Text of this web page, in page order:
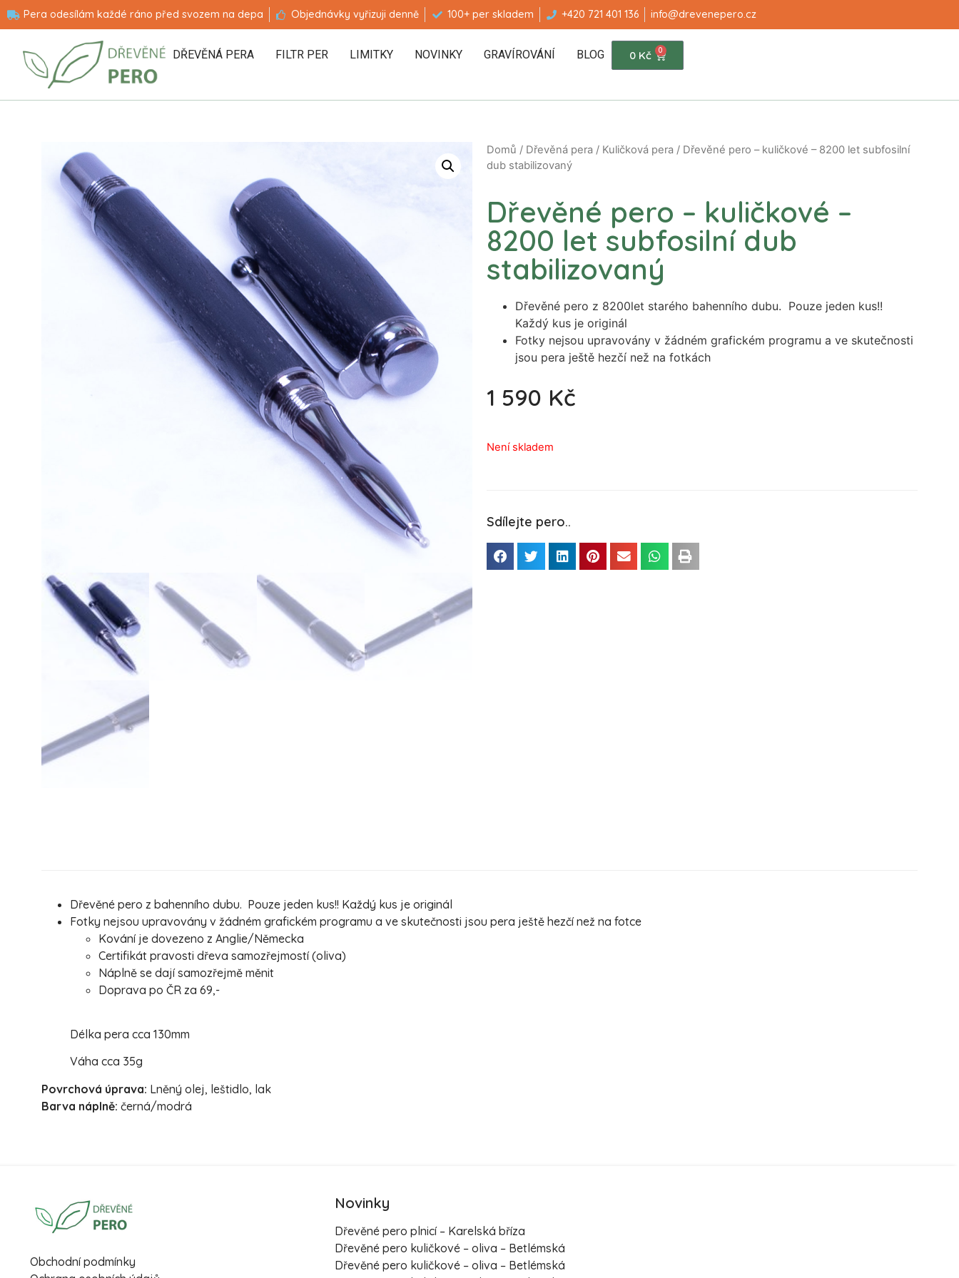
Pera odesílám každé ráno před svozem na depa Objednávky vyřizuji denně 100+ per skladem +420 721 401 136 info@drevenepero.cz
DŘEVĚNÁ PERA FILTR PER LIMITKY NOVINKY GRAVÍROVÁNÍ BLOG 0 Kč 0
Domů / Dřevěná pera / Kuličková pera / Dřevěné pero – kuličkové – 8200 let subfosilní
dub stabilizovaný
Dřevěné pero – kuličkové –
8200 let subfosilní dub
stabilizovaný
Dřevěné pero z 8200let starého bahenního dubu. Pouze jeden kus!!
Každý kus je originál
Fotky nejsou upravovány v žádném grafickém programu a ve skutečnosti
jsou pera ještě hezčí než na fotkách
1 590 Kč
Není skladem
Sdílejte pero..
Dřevěné pero z bahenního dubu. Pouze jeden kus!! Každý kus je originál
Fotky nejsou upravovány v žádném grafickém programu a ve skutečnosti jsou pera ještě hezčí než na fotce
Kování je dovezeno z Anglie/Německa
Certifikát pravosti dřeva samozřejmostí (oliva)
Náplně se dají samozřejmě měnit
Doprava po ČR za 69,-
Délka pera cca 130mm
Váha cca 35g
Povrchová úprava: Lněný olej, leštidlo, lak
Barva náplně: černá/modrá
Obchodní podmínky
Novinky
Dřevěné pero plnicí – Karelská bříza
Dřevěné pero kuličkové – oliva – Betlémská
Dřevěné pero kuličkové – oliva – Betlémská